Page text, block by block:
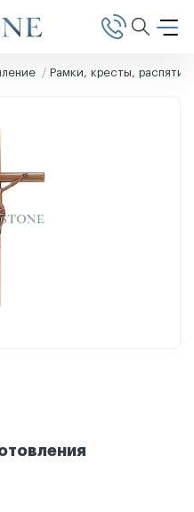
Рамки, кресты, распятия